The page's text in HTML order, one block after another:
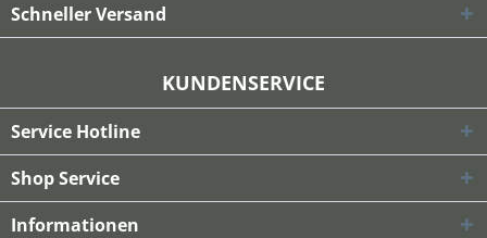
Schneller Versand
KUNDENSERVICE
Service Hotline
Shop Service
Informationen